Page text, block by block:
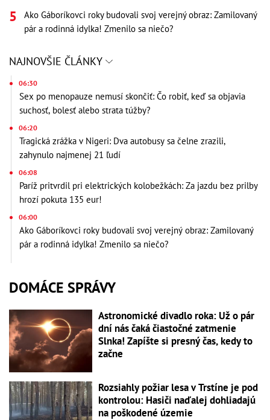
Ako Gáboríkovci roky budovali svoj verejný obraz: Zamilovaný
pár a rodinná idylka! Zmenilo sa niečo?
NAJNOVŠIE ČLÁNKY
06:30
Sex po menopauze nemusí skončiť: Čo robiť, keď sa objavia
suchosť, bolesť alebo strata túžby?
06:20
Tragická zrážka v Nigeri: Dva autobusy sa čelne zrazili,
zahynulo najmenej 21 ľudí
06:08
Paríž pritvrdil pri elektrických kolobežkách: Za jazdu bez prilby
hrozí pokuta 135 eur!
06:00
Ako Gáboríkovci roky budovali svoj verejný obraz: Zamilovaný
pár a rodinná idylka! Zmenilo sa niečo?
DOMÁCE SPRÁVY
Astronomické divadlo roka: Už o pár
dní nás čaká čiastočné zatmenie
Slnka! Zapíšte si presný čas, kedy to
začne
Rozsiahly požiar lesa v Trstíne je pod
kontrolou: Hasiči naďalej dohliadajú
na poškodené územie